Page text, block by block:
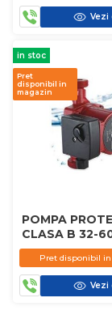
Vezi
in stoc
Pret
disponibil in
magazin
POMPA
CLASA B 32-
CLASIC
Pret disponibil
Vezi